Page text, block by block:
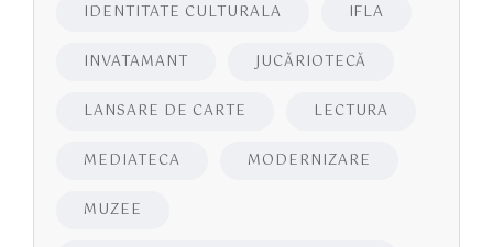
IDENTITATE CULTURALA IFLA
INVATAMANT JUCĂRIOTECĂ
LANSARE DE CARTE LECTURA
MEDIATECA MODERNIZARE
MUZEE